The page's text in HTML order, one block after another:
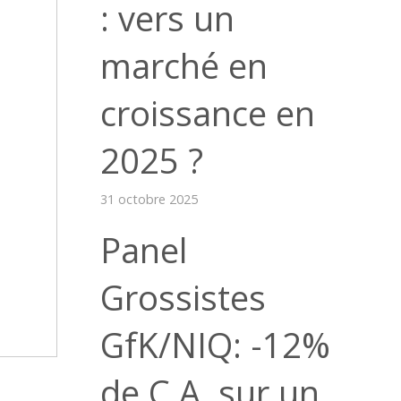
: vers un
marché en
croissance en
2025 ?
31 octobre 2025
Panel
Grossistes
GfK/NIQ: -12%